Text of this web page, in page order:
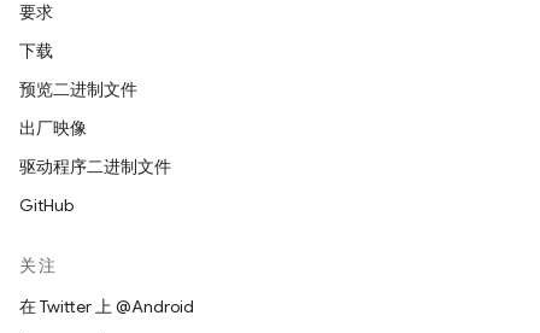
要求
下载
预览二进制文件
出厂映像
驱动程序二进制文件
GitHub
关注
在 Twitter 上 @Android